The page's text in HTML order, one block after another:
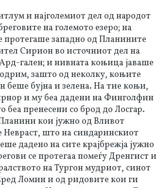
и најголемиот дел од народот
на големото езеро; на
западно од Планините
Сирион во источниот дел на
гален; и нивната коњица јаваше
зашто од неколку, коњите
беше бујна и зелена. На тие коњи,
и му беа дадени на Финголфин
беа пренесени со брод до Лосгар.
кои јужно од Вливот
што на синдаринскиот
дадено на сите крајбрежја јужно
се протегаа помеѓу Дренгист и
на Тургон мудриот, синот
Ломин и од ридовите кои ги